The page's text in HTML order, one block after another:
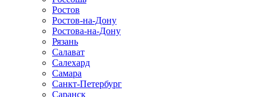
Ростов
Ростов-на-Дону
Ростова-на-Дону
Рязань
Салават
Салехард
Самара
Санкт-Петербург
Саранск